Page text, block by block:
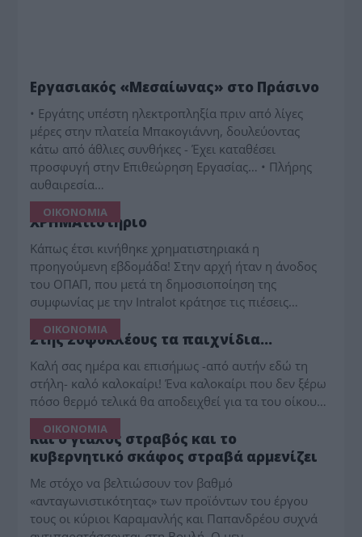
Εργασιακός «Μεσαίωνας» στο Πράσινο
• Εργάτης υπέστη ηλεκτροπληξία πριν από λίγες
μέρες στην πλατεία Μπακογιάννη, δουλεύοντας
κάτω από άθλιες συνθήκες - Έχει καταθέσει
προσφυγή στην Επιθεώρηση Εργασίας… • Πλήρης
αυθαιρεσία…
ΟΙΚΟΝΟΜΙΑ
XΡΗΜΑτιστήριο
Κάπως έτσι κινήθηκε χρηματιστηριακά η
προηγούμενη εβδομάδα! Στην αρχή ήταν η άνοδος
του ΟΠΑΠ, που μετά τη δημοσιοποίηση της
συμφωνίας με την Intralot κράτησε τις πιέσεις…
ΟΙΚΟΝΟΜΙΑ
Στης Σοφοκλέους τα παιχνίδια…
Καλή σας ημέρα και επισήμως -από αυτήν εδώ τη
στήλη- καλό καλοκαίρι! Ένα καλοκαίρι που δεν ξέρω
πόσο θερμό τελικά θα αποδειχθεί για τα του οίκου…
ΟΙΚΟΝΟΜΙΑ
Και ο γιαλός στραβός και το
κυβερνητικό σκάφος στραβά αρμενίζει
Με στόχο να βελτιώσουν τον βαθμό
«ανταγωνιστικότητας» των προϊόντων του έργου
τους οι κύριοι Καραμανλής και Παπανδρέου συχνά